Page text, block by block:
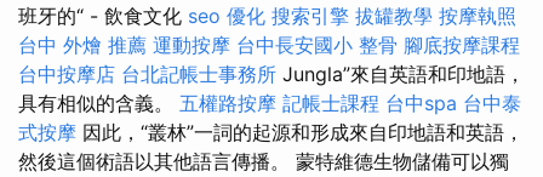
班牙的“ - 飲食文化 seo 優化 搜索引擎 拔罐教學 按摩執照
台中 外燴 推薦 運動按摩 台中長安國小 整骨 腳底按摩課程
台中按摩店 台北記帳士事務所 Jungla”來自英語和印地語，
具有相似的含義。 五權路按摩 記帳士課程 台中spa 台中泰
式按摩 因此，“叢林”一詞的起源和形成來自印地語和英語，
然後這個術語以其他語言傳播。 蒙特維德生物儲備可以獨